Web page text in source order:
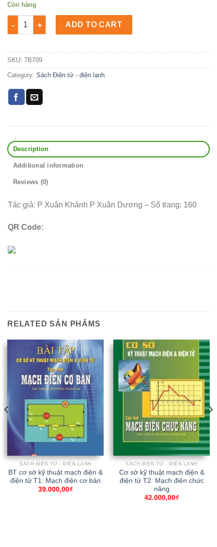
Còn hàng
Thiết bị điều khiển khả trình PLC (Dùng cho sinh viên hệ cao
ADD TO CART
SKU: 7B709
Category: Sách Điện tử - điện lạnh
Description
Additional information
Reviews (0)
Tác giả: P Xuân Khánh P Xuân Dương – Số trang: 160
QR Code:
RELATED SẢN PHẨMS
SÁCH ĐIỆN TỬ - ĐIỆN LẠNH
BT cơ sở kỹ thuật mạch điện &
điện tử T1: Mạch điện cơ bản
39.000,00₫
SÁCH ĐIỆN TỬ - ĐIỆN LẠNH
Cơ sở kỹ thuật mạch điện &
điện tử T2: Mạch điện chức
năng
42.000,00₫